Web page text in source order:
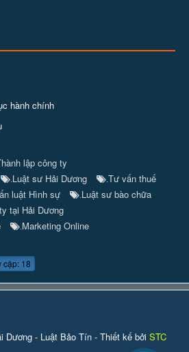
hành chính
lập công ty
Luật sư Hải Dương Tư vấn thuế
luật Hình sự Luật sư bào chữa
tại Hải Dương
Marketing Online
cập: 18
Dương - Luật Bảo Tín - Thiết kế bởi STC